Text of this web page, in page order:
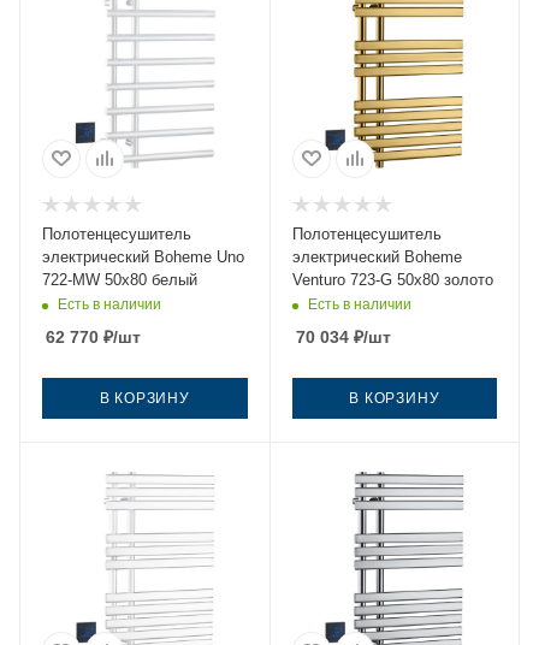
Полотенцесушитель
электрический Boheme Uno
722-MW 50х80 белый
Есть в наличии
62 770 ₽/шт
В КОРЗИНУ
Полотенцесушитель
электрический Boheme
Venturo 723-G 50х80 золото
Есть в наличии
70 034₽/шт
В КОРЗИНУ